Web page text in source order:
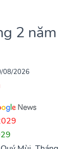
2 năm
08/2026